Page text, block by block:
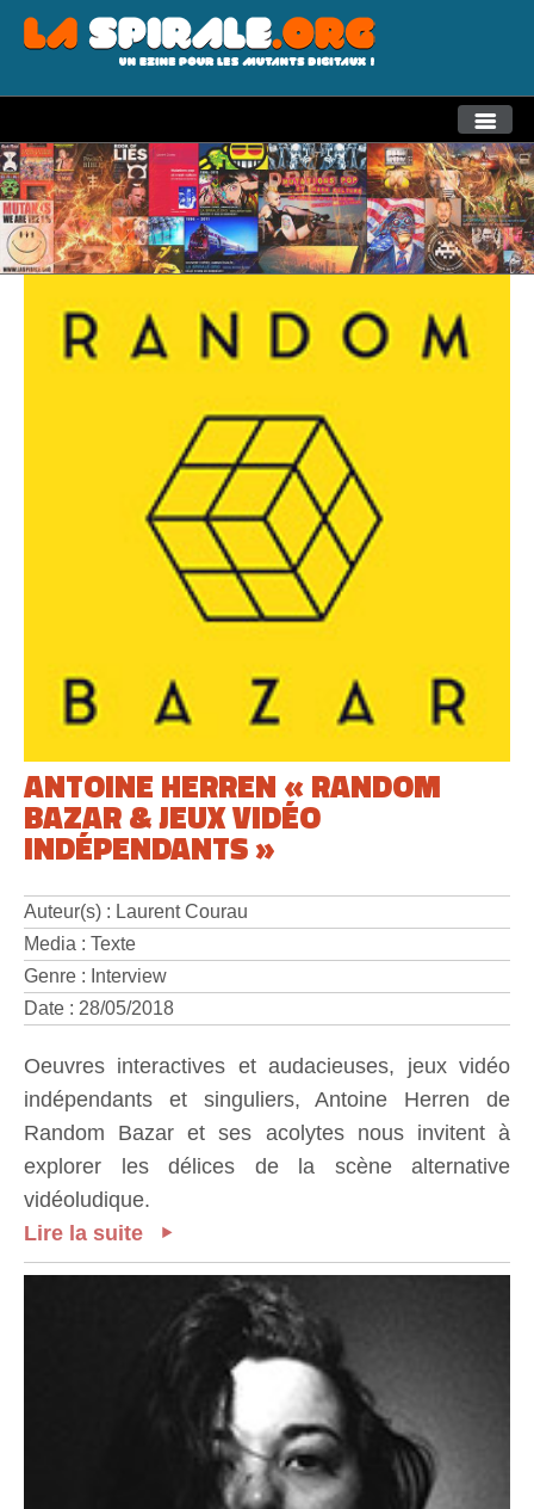
THEMES
RECHERCHE AVANCEE
LA SPIRALE
ANTOINE HERREN « RANDOM
BAZAR & JEUX VIDÉO
INDÉPENDANTS »
Auteur(s) : Laurent Courau
Media : Texte
Genre : Interview
Date : 28/05/2018
Oeuvres interactives et audacieuses, jeux vidéo
indépendants et singuliers, Antoine Herren de
Random Bazar et ses acolytes nous invitent à
explorer les délices de la scène alternative
vidéoludique.
Lire la suite